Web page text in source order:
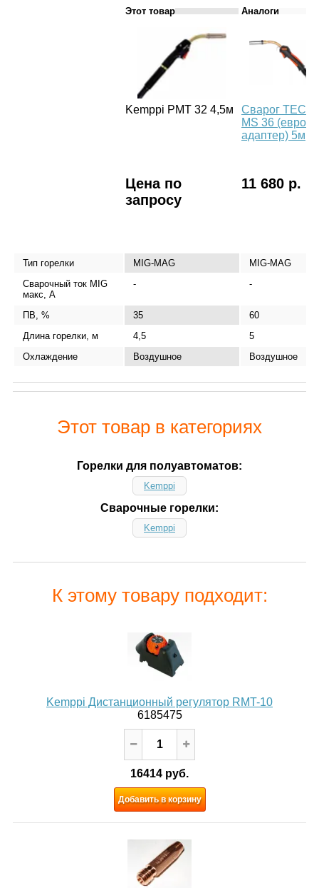
Этот товар Аналоги
Kemppi PМТ 32 4,5м
Сварог TECH
MS 36 (евро
адаптер) 5м
Цена по
запросу
11 680 р.
Тип горелки MIG-MAG
MIG-MAG
Сварочный ток MIG
макс, А
- -
ПВ, % 35
60
Длина горелки, м
4,5
5
Охлаждение
Воздушное Воздушное
Этот товар в категориях
Горелки для полуавтоматов:
Kemppi
Сварочные горелки:
Kemppi
К этому товару подходит:
Kemppi Дистанционный регулятор RMT-10
6185475
16414 руб.
Добавить в корзину